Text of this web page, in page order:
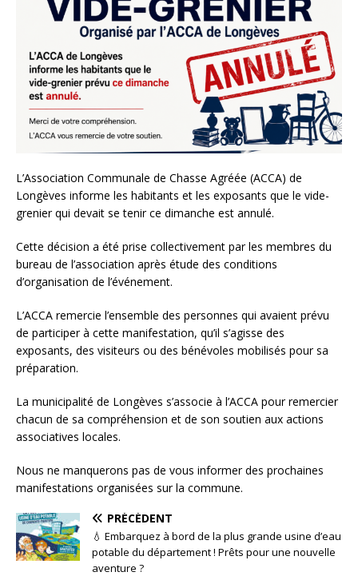
L’Association Communale de Chasse Agréée (ACCA) de
Longèves informe les habitants et les exposants que le vide-
grenier qui devait se tenir ce dimanche est annulé.
Cette décision a été prise collectivement par les membres du
bureau de l’association après étude des conditions
d’organisation de l’événement.
L’ACCA remercie l’ensemble des personnes qui avaient prévu
de participer à cette manifestation, qu’il s’agisse des
exposants, des visiteurs ou des bénévoles mobilisés pour sa
préparation.
La municipalité de Longèves s’associe à l’ACCA pour remercier
chacun de sa compréhension et de son soutien aux actions
associatives locales.
Nous ne manquerons pas de vous informer des prochaines
manifestations organisées sur la commune.
PRÉCÉDENT
💧 Embarquez à bord de la plus grande usine d’eau
potable du département ! Prêts pour une nouvelle
aventure ?